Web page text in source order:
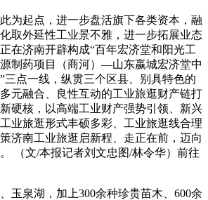
起点，进一步盘活旗下各类资本，融
取外延性工业景不雅，进一步拓展业态
在济南开辟构成“百年宏济堂和阳光工
制药项目（商河）—山东嬴城宏济堂中
三点一线，纵贯三个区县、别具特色的
元融合、良性互动的工业旅逛财产链打
硬核，以高端工业财产强势引领、新兴
业旅逛形式丰硕多彩、工业旅逛线合理
济南工业旅逛启新程、走正在前，迈向
（文/本报记者刘文忠图/林令华）前往
泉湖，加上300余种珍贵苗木、600余